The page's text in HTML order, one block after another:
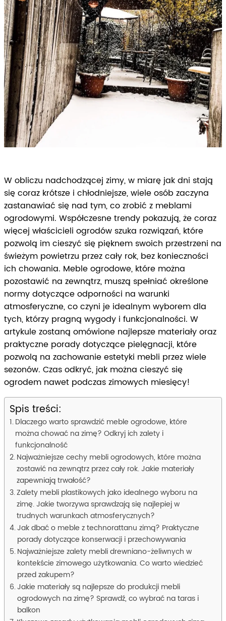
W obliczu nadchodzącej zimy, w miarę jak dni stają
się coraz krótsze i chłodniejsze, wiele osób zaczyna
zastanawiać się nad tym, co zrobić z meblami
ogrodowymi. Współczesne trendy pokazują, że coraz
więcej właścicieli ogrodów szuka rozwiązań, które
pozwolą im cieszyć się pięknem swoich przestrzeni na
świeżym powietrzu przez cały rok, bez konieczności
ich chowania. Meble ogrodowe, które można
pozostawić na zewnątrz, muszą spełniać określone
normy dotyczące odporności na warunki
atmosferyczne, co czyni je idealnym wyborem dla
tych, którzy pragną wygody i funkcjonalności. W
artykule zostaną omówione najlepsze materiały oraz
praktyczne porady dotyczące pielęgnacji, które
pozwolą na zachowanie estetyki mebli przez wiele
sezonów. Czas odkryć, jak można cieszyć się
ogrodem nawet podczas zimowych miesięcy!
Spis treści:
Dlaczego warto sprawdzić meble ogrodowe, które
można chować na zimę? Odkryj ich zalety i
funkcjonalność
Najważniejsze cechy mebli ogrodowych, które można
zostawić na zewnątrz przez cały rok. Jakie materiały
zapewniają trwałość?
Zalety mebli plastikowych jako idealnego wyboru na
zimę. Jakie tworzywa sprawdzają się najlepiej w
trudnych warunkach atmosferycznych?
Jak dbać o meble z technorattanu zimą? Praktyczne
porady dotyczące konserwacji i przechowywania
Najważniejsze zalety mebli drewniano-żeliwnych w
kontekście zimowego użytkowania. Co warto wiedzieć
przed zakupem?
Jakie materiały są najlepsze do produkcji mebli
ogrodowych na zimę? Sprawdź, co wybrać na taras i
balkon